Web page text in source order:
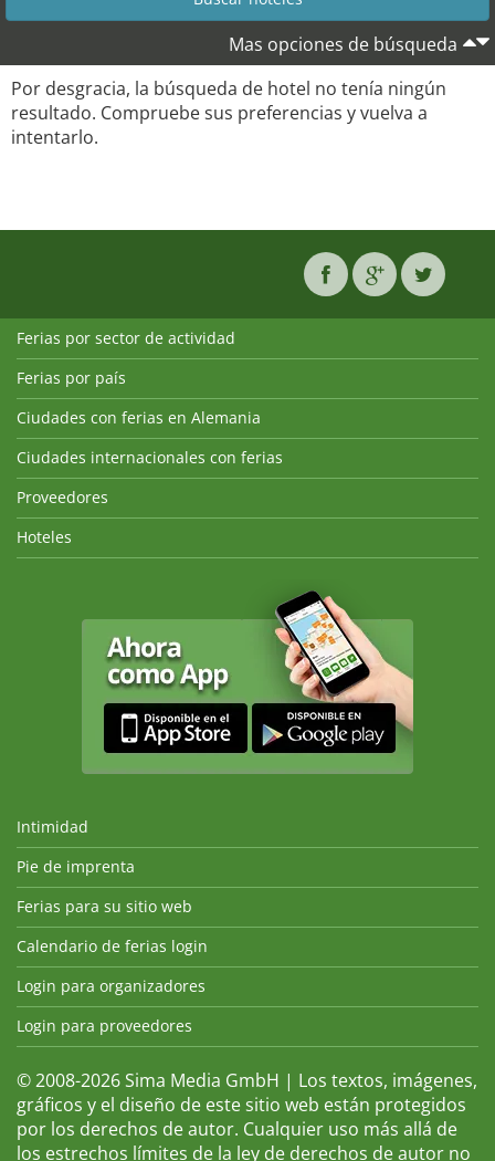
Mas opciones de búsqueda
Por desgracia, la búsqueda de hotel no tenía ningún
resultado. Compruebe sus preferencias y vuelva a
intentarlo.
Ferias por sector de actividad
Ferias por país
Ciudades con ferias en Alemania
Ciudades internacionales con ferias
Proveedores
Hoteles
Intimidad
Pie de imprenta
Ferias para su sitio web
Calendario de ferias login
Login para organizadores
Login para proveedores
© 2008-2026 Sima Media GmbH | Los textos, imágenes,
gráficos y el diseño de este sitio web están protegidos
por los derechos de autor. Cualquier uso más allá de
los estrechos límites de la ley de derechos de autor no